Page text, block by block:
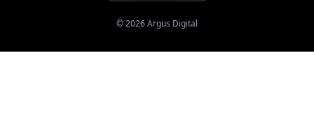
©2026Argus Digital